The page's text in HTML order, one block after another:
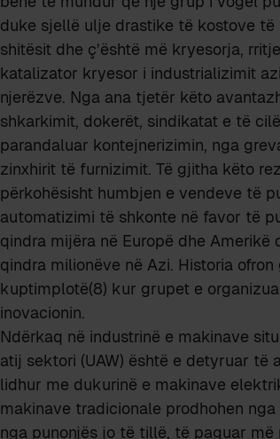
duke sjellë ulje drastike të kostove
shitësit dhe ç’është më kryesorja,
katalizator kryesor i industrializimit
njerëzve. Nga ana tjetër këto
shkarkimit, dokerët, sindikatat e të
parandaluar kontejnerizimin, nga
zinxhirit të furnizimit. Të gjitha këto
përkohësisht humbjen e vendeve të
automatizimi të shkonte në favor të
qindra mijëra në Europë dhe
qindra milionëve në Azi. Historia
kuptimplotë(8) kur grupet e
inovacionin.
Ndërkaq në industrinë e makinave
atij sektori (UAW) është e detyruar
lidhur me dukurinë e makinave
makinave tradicionale prodhohen
nga punonjës jo të tillë, të paguar